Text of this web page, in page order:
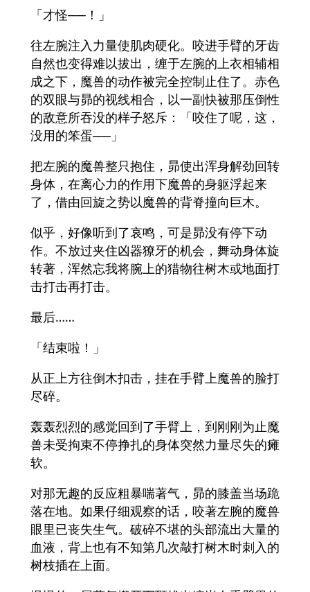
「才怪──！」
往左腕注入力量使肌肉硬化。咬进手臂的牙齿
自然也变得难以拔出，缠于左腕的上衣相辅相
成之下，魔兽的动作被完全控制止住了。赤色
的双眼与昴的视线相合，以一副快被那压倒性
的敌意所吞没的样子怒斥：「咬住了呢，这，
没用的笨蛋──」
把左腕的魔兽整只抱住，昴使出浑身解劲回转
身体，在离心力的作用下魔兽的身躯浮起来
了，借由回旋之势以魔兽的背脊撞向巨木。
似乎，好像听到了哀鸣，可是昴没有停下动
作。不放过夹住凶器獠牙的机会，舞动身体旋
转著，浑然忘我将腕上的猎物往树木或地面打
击打击再打击。
最后……
「结束啦！」
从正上方往倒木扣击，挂在手臂上魔兽的脸打
尽碎。
轰轰烈烈的感觉回到了手臂上，到刚刚为止魔
兽未受拘束不停挣扎的身体突然力量尽失的瘫
软。
对那无趣的反应粗暴喘著气，昴的膝盖当场跪
落在地。如果仔细观察的话，咬著左腕的魔兽
眼里已丧失生气。破碎不堪的头部流出大量的
血液，背上也有不知第几次敲打树木时刺入的
树枝插在上面。